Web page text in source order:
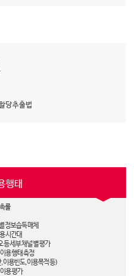
당추출법
행태
률
정보습득 매체
시간대
등 세부 채널 별 평가
용 행태 측정
이용빈도, 이용목적 등)
용 평가